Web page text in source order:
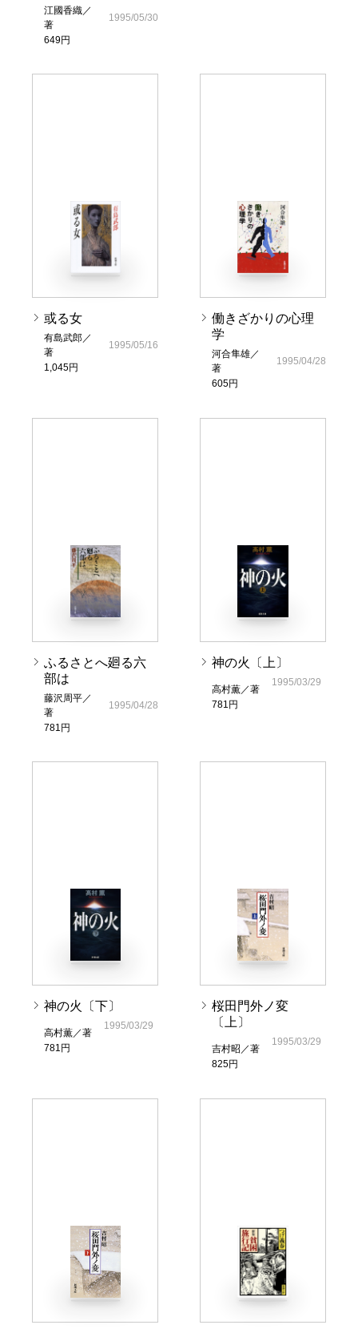
江國香織／
著
649円
1995/05/30
或る女
有島武郎／
著
1,045円
1995/05/16
働きざかりの心理
学
河合隼雄／
著
605円
1995/04/28
ふるさとへ廻る六
部は
藤沢周平／
著
781円
1995/04/28
神の火〔上〕
高村薫／著
781円
1995/03/29
神の火〔下〕
高村薫／著
781円
1995/03/29
桜田門外ノ変
〔上〕
吉村昭／著
825円
1995/03/29